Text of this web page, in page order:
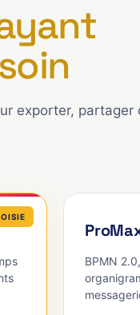
exporter, partager
BPMN